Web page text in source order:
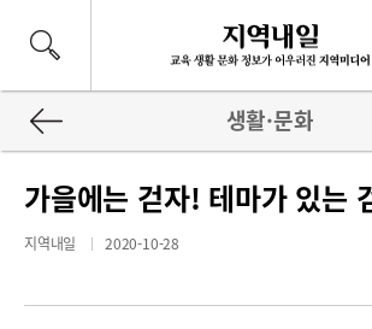
생활·문화
가을에는 걷자! 테마가 있는
지역내일 2020-10-28